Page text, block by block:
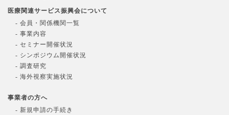
医療関連サービス振興会について
- 会員・関係機関一覧
- 事業内容
- セミナー開催状況
- シンポジウム開催状況
- 調査研究
- 海外視察実施状況
事業者の方へ
- 新規申請の手続き